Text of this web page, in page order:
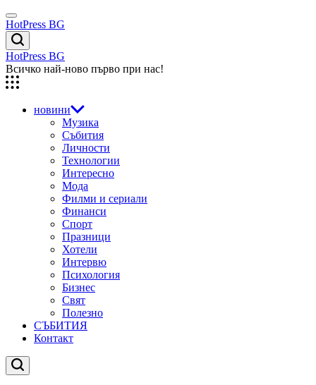
Skip
to
content
Menu
HotPress BG
Търсене
HotPress BG
Всичко най-ново първо при нас!
новини
Музика
Събития
Личности
Технологии
Интересно
Мода
Филми и сериали
Финанси
Спорт
Празници
Хотели
Интервю
Психология
Бизнес
Свят
Полезно
СЪБИТИЯ
Контакт
Търсене